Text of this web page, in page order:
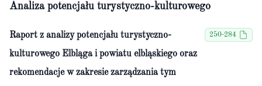
Analiza potencjału turystyczno-kulturowego
Raport z analizy potencjału turystyczno-
kulturowego Elbląga i powiatu elbląskiego oraz
rekomendacje w zakresie zarządzania tym
250-284